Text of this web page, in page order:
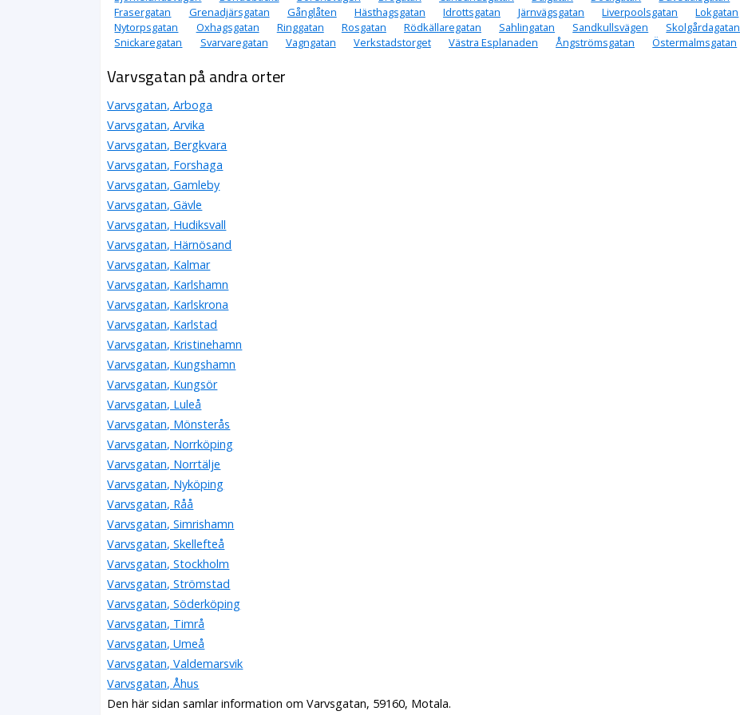
Frasergatan
Grenadjärsgatan Gånglåten Hästhagsgatan Idrottsgatan Järnvägsgatan Liverpoolsgatan Lokgatan
Nytorpsgatan
Oxhagsgatan Ringgatan Rosgatan Rödkällaregatan Sahlingatan Sandkullsvägen Skolgårdagatan
Snickaregatan
Svarvaregatan Vagngatan Verkstadstorget Västra Esplanaden Ångströmsgatan Östermalmsgatan
Varvsgatan på andra orter
Varvsgatan, Arboga
Varvsgatan, Arvika
Varvsgatan, Bergkvara
Varvsgatan, Forshaga
Varvsgatan, Gamleby
Varvsgatan, Gävle
Varvsgatan, Hudiksvall
Varvsgatan, Härnösand
Varvsgatan, Kalmar
Varvsgatan, Karlshamn
Varvsgatan, Karlskrona
Varvsgatan, Karlstad
Varvsgatan, Kristinehamn
Varvsgatan, Kungshamn
Varvsgatan, Kungsör
Varvsgatan, Luleå
Varvsgatan, Mönsterås
Varvsgatan, Norrköping
Varvsgatan, Norrtälje
Varvsgatan, Nyköping
Varvsgatan, Råå
Varvsgatan, Simrishamn
Varvsgatan, Skellefteå
Varvsgatan, Stockholm
Varvsgatan, Strömstad
Varvsgatan, Söderköping
Varvsgatan, Timrå
Varvsgatan, Umeå
Varvsgatan, Valdemarsvik
Varvsgatan, Åhus
Den här sidan samlar information om Varvsgatan, 59160, Motala.